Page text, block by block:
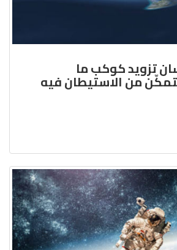
تزويد كوكب ما
من الاستيطان فيه